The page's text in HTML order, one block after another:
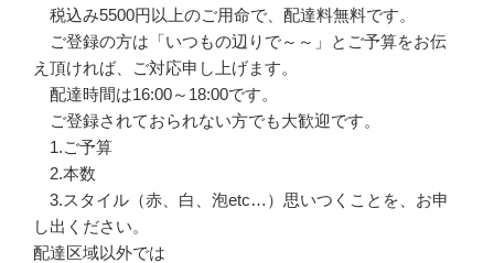
税込み5500円以上のご用命で、配達料無料です。
ご登録の方は「いつもの辺りで～～」とご予算をお伝
え頂ければ、ご対応申し上げます。
配達時間は16:00～18:00です。
ご登録されておられない方でも大歓迎です。
1.ご予算
2.本数
3.スタイル（赤、白、泡etc…）思いつくことを、お申
し出ください。
配達区域以外では